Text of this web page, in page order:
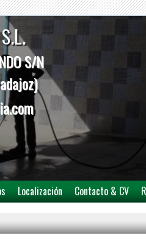
S/N
Localización Contacto & CV